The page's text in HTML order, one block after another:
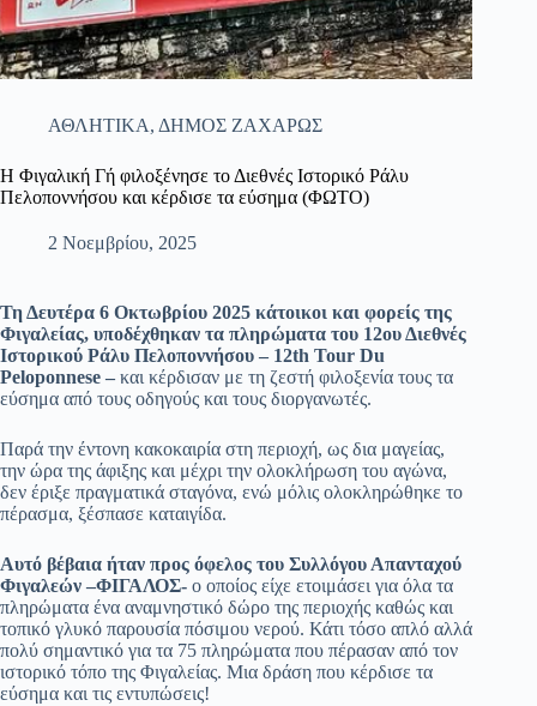
ΑΘΛΗΤΙΚΑ, ΔΗΜΟΣ ΖΑΧΑΡΩΣ
Η Φιγαλική Γή φιλοξένησε το Διεθνές Ιστορικό Ράλυ
Πελοποννήσου και κέρδισε τα εύσημα (ΦΩΤΟ)
2 Νοεμβρίου, 2025
Τη Δευτέρα 6 Οκτωβρίου 2025 κάτοικοι και φορείς της
Φιγαλείας, υποδέχθηκαν τα πληρώματα του 12ου Διεθνές
Ιστορικού Ράλυ Πελοποννήσου – 12th Tour Du
Peloponnese – και κέρδισαν με τη ζεστή φιλοξενία τους τα
εύσημα από τους οδηγούς και τους διοργανωτές.
Παρά την έντονη κακοκαιρία στη περιοχή, ως δια μαγείας,
την ώρα της άφιξης και μέχρι την ολοκλήρωση του αγώνα,
δεν έριξε πραγματικά σταγόνα, ενώ μόλις ολοκληρώθηκε το
πέρασμα, ξέσπασε καταιγίδα.
Αυτό βέβαια ήταν προς όφελος του Συλλόγου Απανταχού
Φιγαλεών –ΦΙΓΑΛΟΣ- ο οποίος είχε ετοιμάσει για όλα τα
πληρώματα ένα αναμνηστικό δώρο της περιοχής καθώς και
τοπικό γλυκό παρουσία πόσιμου νερού. Κάτι τόσο απλό αλλά
πολύ σημαντικό για τα 75 πληρώματα που πέρασαν από τον
ιστορικό τόπο της Φιγαλείας. Μια δράση που κέρδισε τα
εύσημα και τις εντυπώσεις!